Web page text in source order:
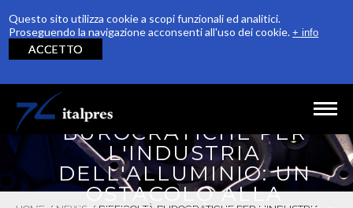
Questo sito utilizza cookie a scopi funzionali ed analitici.
Proseguendo la navigazione acconsenti all'uso dei cookie. + info
ACCETTO
Salta al contenuto principale
HOME
AZIENDA
BUROCRATICHE PER
L'INDUSTRIA
DELL'ALLUMINIO: UN
OSTACOLO ALLA